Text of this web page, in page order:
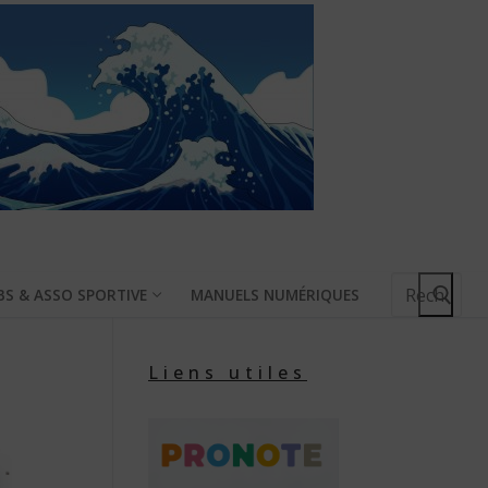
& ASSO SPORTIVE MANUELS NUMÉRIQUES
Rechercher
Liens utiles